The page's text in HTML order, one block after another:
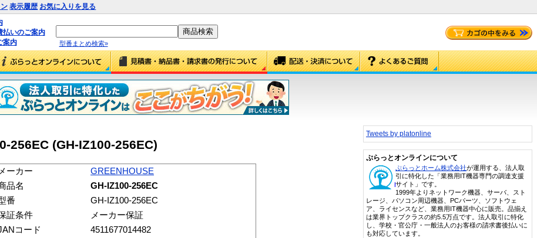
表示履歴 お気に入りを見る
払いのご案内
案内
型番まとめ検索»
256EC (GH-IZ100-256EC)
メーカー
GREENHOUSE
品名
GH-IZ100-256EC
番
GH-IZ100-256EC
証条件
メーカー保証
コード
4511677014482
Tweets by platonline
ぷらっとオンラインについて
ぷらっとホーム株式会社が運用する、法人取
引に特化した「業務用IT機器専門の調達支援
サイト」です。
1999年よりネットワーク機器、サーバ、スト
レージ、パソコン周辺機器、PCパーツ、ソフトウェ
ア、ライセンスなど、業務用IT機器中心に販売。品揃え
は業界トップクラスの約5.5万点です。法人取引に特化
し、学校・官公庁・一般法人のお客様の請求書後払いに
も対応しています。